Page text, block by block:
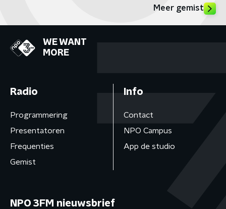
Meer gemist
WE WANT
MORE
Radio
Programmering
Presentatoren
Frequenties
Gemist
Info
Contact
NPO Campus
App de studio
NPO 3FM nieuwsbrief